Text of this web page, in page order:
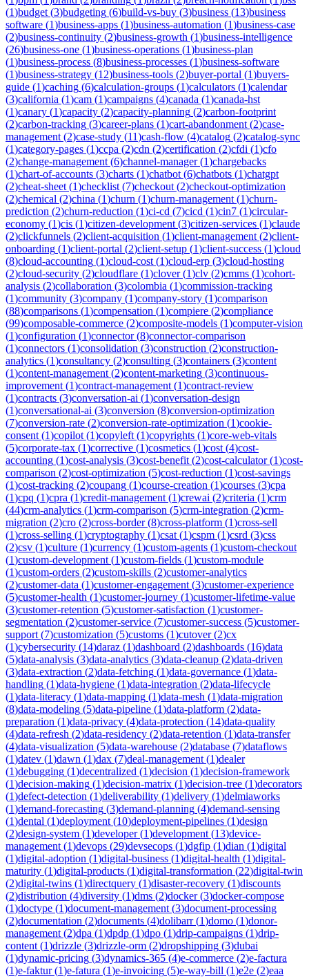
(1)budget (3)budgeting (6)build-vs-buy (3)business (13)business
software (1)business-apps (1)business-automation (1)business-case
(2)business-continuity (2)business-growth (1)business-intelligence
(26)business-one (1)business-operations (1)business-plan
(1)business-process (8)business-processes (1)business-software
(1)business-strategy (12)business-tools (2)buyer-portal (1)buyers-
guide (1)caching (6)calculation-groups (1)calculators (1)calendar
(3)california (1)cam (1)campaigns (4)canada (1)canada-hst
(1)canary (1)capacity (2)capacity-planning (2)carbon-footprint
(2)carbon-tracking (3)career-plans (1)cart-abandonment (2)case-
management (2)case-study (11)cash-flow (4)catalog (2)catalog-sync
(1)category-pages (1)ccpa (2)cdn (2)certification (2)cfdi (1)cfo
(2)change-management (6)channel-manager(1)chargebacks
(1)chart-of-accounts (3)charts (1)chatbot (6)chatbots (1)chatgpt
(2)cheat-sheet (1)checklist (7)checkout (2)checkout-optimization
(2)chemical (2)china (1)churn (1)churn-management (1)churn-
prediction (2)churn-reduction (1)ci-cd (7)cicd (1)cin7 (1)circular-
economy (1)cis (1)citizen-development (3)citizen-services (1)claude
(2)clickfunnels (2)client-acquisition (1)client-management (2)client-
onboarding (1)client-portal (2)client-setup (1)client-success (1)cloud
(8)cloud-accounting (1)cloud-cost (1)cloud-erp (3)cloud-hosting
(2)cloud-security (2)cloudflare (1)clover(1)clv (2)cmms (1)cohort-
analysis (2)collaboration (3)colombia (1)commission-tracking
(1)community (3)company (1)company-story (1)comparison
(88)comparisons (1)compensation (1)compiere (2)compliance
(99)composable-commerce (2)composite-models (1)computer-vision
(1)configuration (1)connector(8)connector-comparison
(1)connectors (1)consolidation (3)construction (2)construction-
analytics (1)consultancy (2)consulting (3)containers (3)content
(1)content-management (2)content-marketing (3)continuous-
improvement (1)contract-management (1)contract-review
(1)contracts (3)conversation-ai (1)conversation-design
(1)conversational-ai (3)conversion (8)conversion-optimization
(7)conversion-rate (2)conversion-rate-optimization (1)cookie-
consent (1)copilot (1)copyleft (1)copyrights (1)core-web-vitals
(5)corporate-tax (1)corrective (1)cosmetics (1)cost (4)cost-
accounting (1)cost-analysis (3)cost-benefit (2)cost-calculator(1)cost-
comparison (2)cost-optimization (5)cost-reduction (1)cost-savings
(1)cost-tracking (2)coupang (1)course-creation (1)courses (3)cpa
(1)cpq (1)cpra (1)credit-management (1)crewai (2)criteria (1)crm
(44)crm-analytics (1)crm-comparison (5)crm-integration (2)crm-
migration (2)cro (2)cross-border(8)cross-platform (1)cross-sell
(1)cross-selling (1)cryptography (1)csat (1)cspm (1)csrd (3)css
(2)csv (1)culture (1)currency (1)custom-agents (1)custom-checkout
(1)custom-development (1)custom-fields (1)custom-module
(1)custom-orders (2)custom-skills (2)customer-analytics
(2)customer-data (1)customer-engagement (3)customer-experience
(5)customer-health (1)customer-journey (1)customer-lifetime-value
(3)customer-retention (5)customer-satisfaction (1)customer-
segmentation (2)customer-service (7)customer-success (5)customer-
support (7)customization (5)customs (1)cutover(2)cx
(1)cybersecurity (14)daraz (1)dashboard (2)dashboards (16)data
(5)data-analysis (3)data-analytics (3)data-cleanup (2)data-driven
(3)data-extraction (2)data-fetching (1)data-governance (1)data-
handling (1)data-hygiene (1)data-integration (2)data-lifecycle
(1)data-literacy (1)data-mapping (1)data-mesh (1)data-migration
(8)data-modeling (5)data-pipeline (1)data-platform (2)data-
preparation (1)data-privacy (4)data-protection (14)data-quality
(4)data-refresh (2)data-residency (2)data-retention (1)data-transfer
(4)data-visualization (5)data-warehouse (2)database (7)dataflows
(1)datev (1)dawn (1)dax (7)deal-management (1)dealer
(1)debugging (1)decentralized (1)decision (1)decision-framework
(1)decision-making (1)decision-matrix (1)decision-tree (1)decorators
(1)defect-detection (1)deliverability (1)delivery (1)delmiaworks
(1)demand-forecasting (3)demand-planning (4)demand-sensing
(1)dental (1)deployment (10)deployment-pipelines (1)design
(2)design-system (1)developer(1)development (13)device-
management (1)devops (29)devsecops (1)dgfip (1)dian (1)digital
(1)digital-adoption (1)digital-business (1)digital-health (1)digital-
maturity (1)digital-products (1)digital-transformation (22)digital-twin
(2)digital-twins (1)directquery (1)disaster-recovery (1)discounts
(2)distribution (4)diversity (1)dms (2)docker(3)docker-compose
(1)doctype (1)document-management (3)document-processing
(2)documentation (2)documents (4)dolibarr(1)domo (1)donor-
management (2)dpa (1)dpdp (1)dpo (1)drip-campaigns (1)drip-
content (1)drizzle (3)drizzle-orm (2)dropshipping (3)dubai
(1)dynamic-pricing (3)dynamics-365 (4)e-commerce (2)e-factura
(1)e-faktur(1)e-fatura (1)e-invoicing (5)e-way-bill (1)e2e (2)eaa